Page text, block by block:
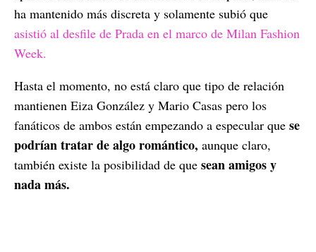
ha mantenido más discreta y solamente subió que
asistió al desfile de Prada en el marco de Milan Fashion
Week.
Hasta el momento, no está claro que tipo de relación
mantienen Eiza González y Mario Casas pero los
fanáticos de ambos están empezando a especular que se
podrían tratar de algo romántico, aunque claro,
también existe la posibilidad de que sean amigos y
nada más.